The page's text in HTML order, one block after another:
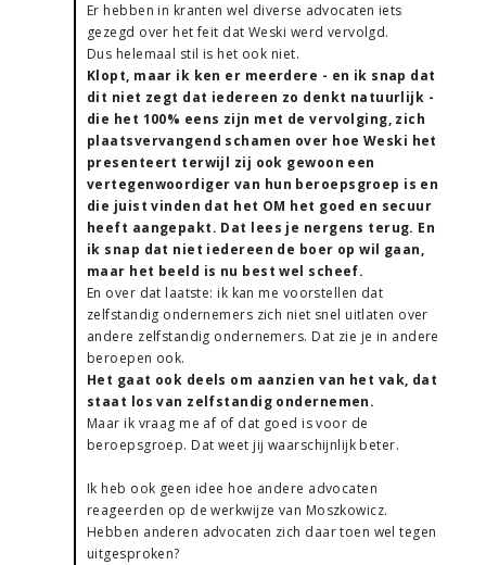
Er hebben in kranten wel diverse advocaten iets
gezegd over het feit dat Weski werd vervolgd.
Dus helemaal stil is het ook niet.
Klopt, maar ik ken er meerdere - en ik snap dat
dit niet zegt dat iedereen zo denkt natuurlijk -
die het 100% eens zijn met de vervolging, zich
plaatsvervangend schamen over hoe Weski het
presenteert terwijl zij ook gewoon een
vertegenwoordiger van hun beroepsgroep is en
die juist vinden dat het OM het goed en secuur
heeft aangepakt. Dat lees je nergens terug. En
ik snap dat niet iedereen de boer op wil gaan,
maar het beeld is nu best wel scheef.
En over dat laatste: ik kan me voorstellen dat
zelfstandig ondernemers zich niet snel uitlaten over
andere zelfstandig ondernemers. Dat zie je in andere
beroepen ook.
Het gaat ook deels om aanzien van het vak, dat
staat los van zelfstandig ondernemen.
Maar ik vraag me af of dat goed is voor de
beroepsgroep. Dat weet jij waarschijnlijk beter.
Ik heb ook geen idee hoe andere advocaten
reageerden op de werkwijze van Moszkowicz.
Hebben anderen advocaten zich daar toen wel tegen
uitgesproken?